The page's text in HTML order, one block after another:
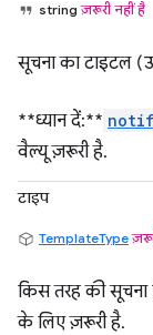
stringज़रूरी नहीं है
सूचना का टाइटल
**ध्यान दें:**
वैल्यू ज़रूरी है.
टाइप
TemplateType
किस तरह की सूचना
के लिए ज़रूरी है.